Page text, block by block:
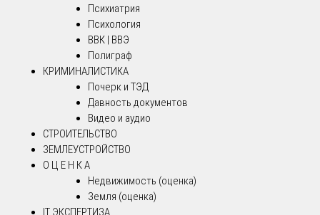
Психиатрия
Психология
ВВК | ВВЭ
Полиграф
КРИМИНАЛИСТИКА
Почерк и ТЭД
Давность документов
Видео и аудио
СТРОИТЕЛЬСТВО
ЗЕМЛЕУСТРОЙСТВО
О Ц Е Н К А
Недвижимость (оценка)
Земля (оценка)
IT ЭКСПЕРТИЗА